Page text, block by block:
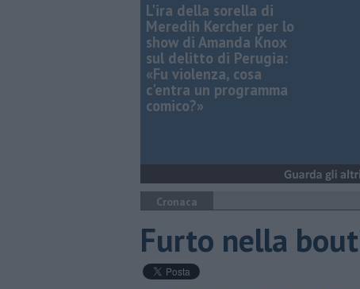
L'ira della sorella di
Meredih Kercher per lo
show di Amanda Knox
sul delitto di Perugia:
«Fu violenza, cosa
c'entra un programma
comico?»
Cronaca
Furto nella